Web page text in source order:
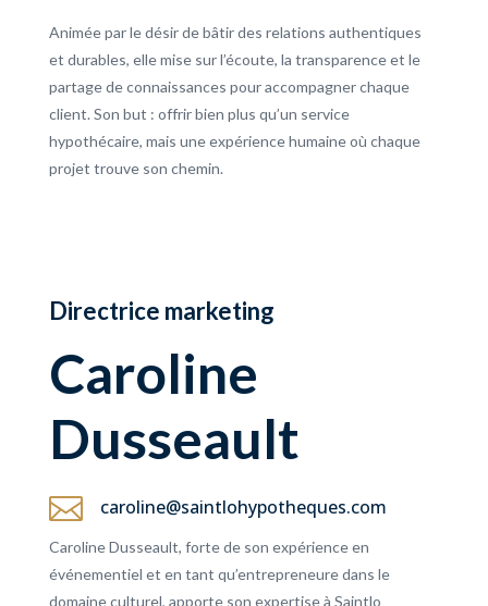
Animée par le désir de bâtir des relations authentiques
et durables, elle mise sur l’écoute, la transparence et le
partage de connaissances pour accompagner chaque
client. Son but : offrir bien plus qu’un service
hypothécaire, mais une expérience humaine où chaque
projet trouve son chemin.
Directrice marketing
Caroline
Dusseault
 caroline@saintlohypotheques.com
Caroline Dusseault, forte de son expérience en
événementiel et en tant qu’entrepreneure dans le
domaine culturel, apporte son expertise à Saintlo